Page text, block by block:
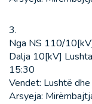
3.
Nga NS 110/
Dalja 10[kV]
15:30
Vendet: Lushtë
Arsyeja: